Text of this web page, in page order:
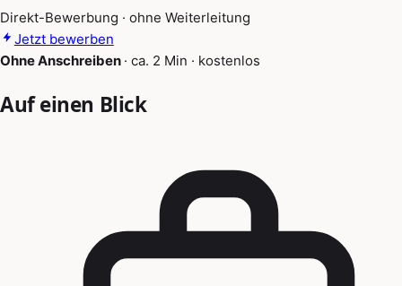
Direkt-Bewerbung · ohne Weiterleitung
Jetzt bewerben
Ohne Anschreiben · ca. 2 Min · kostenlos
Auf einen Blick